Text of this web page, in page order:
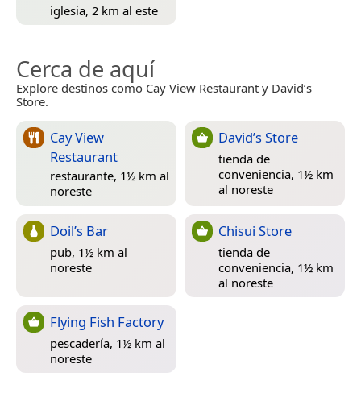
iglesia, 2 km al este
Cerca de aquí
Explore destinos como Cay View Restaurant y David’s
Store.
Cay View
Restaurant
restaurante, 1½ km al
noreste
David’s Store
tienda de
conveniencia, 1½ km
al noreste
Doil’s Bar
pub, 1½ km al
noreste
Chisui Store
tienda de
conveniencia, 1½ km
al noreste
Flying Fish Factory
pescadería, 1½ km al
noreste